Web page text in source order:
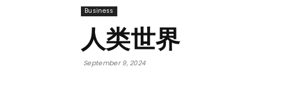
Business
人类世界
September 9, 2024